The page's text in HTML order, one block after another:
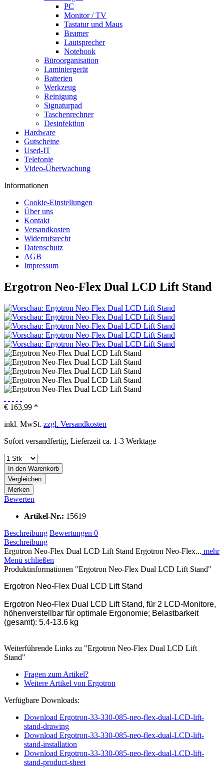
PC
Monitor / TV
Tastatur und Maus
Beamer
Lautsprecher
Notebook
Büroorganisation
Laminiergerät
Batterien
Werkzeug
Reinigung
Signaturpad
Taschenrechner
Desinfektion
Hardware
Gutscheine
Used-IT
Telefonie
Video-Überwachung
Informationen
Cookie-Einstellungen
Über uns
Kontakt
Versandkosten
Widerrufsrecht
Datenschutz
AGB
Impressum
Ergotron Neo-Flex Dual LCD Lift Stand
€ 163,99 *
inkl. MwSt. zzgl. Versandkosten
Sofort versandfertig, Lieferzeit ca. 1-3 Werktage
In den Warenkorb
Vergleichen
Merken
Bewerten
Artikel-Nr.: 15619
Beschreibung Bewertungen 0
Beschreibung
Ergotron Neo-Flex Dual LCD Lift Stand Ergotron Neo-Flex... mehr
Menü schließen
Produktinformationen "Ergotron Neo-Flex Dual LCD Lift Stand"
Ergotron Neo-Flex Dual LCD Lift Stand
Ergotron Neo-Flex Dual LCD Lift Stand, für 2 LCD-Monitore,
höhenverstellbar für optimale Ergonomie; Belastbarkeit
(gesamt): 5.4-13.6 kg
Weiterführende Links zu "Ergotron Neo-Flex Dual LCD Lift
Stand"
Fragen zum Artikel?
Weitere Artikel von Ergotron
Verfügbare Downloads:
Download Ergotron-33-330-085-neo-flex-dual-LCD-lift-
stand-drawing
Download Ergotron-33-330-085-neo-flex-dual-LCD-lift-
stand-installation
Download Ergotron-33-330-085-neo-flex-dual-LCD-lift-
stand-product-sheet